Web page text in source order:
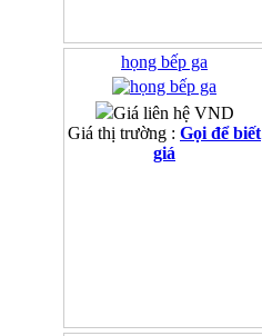
họng bếp ga
Giá liên hệ VND
Giá thị trường : Gọi để biết
giá